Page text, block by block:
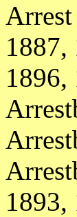
1887,
1896,